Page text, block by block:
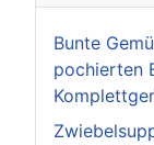
Bunte
pochierten